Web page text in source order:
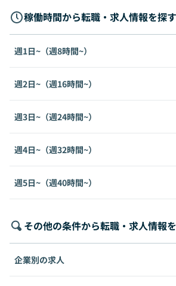
稼働時間から転職・求人情報を探す
週1日~（週8時間~）
週2日~（週16時間~）
週3日~（週24時間~）
週4日~（週32時間~）
週5日~（週40時間~）
その他の条件から転職・求人情報
企業別の求人